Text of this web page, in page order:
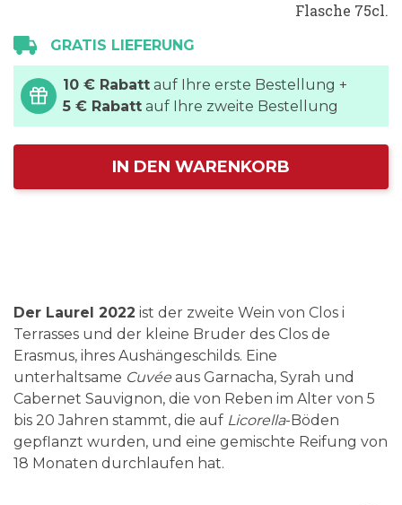
Flasche 75cl.
GRATIS LIEFERUNG
10 € Rabatt auf Ihre erste Bestellung +
5 € Rabatt auf Ihre zweite Bestellung
IN DEN WARENKORB
Der Laurel 2022 ist der zweite Wein von Clos i
Terrasses und der kleine Bruder des Clos de
Erasmus, ihres Aushängeschilds. Eine
unterhaltsame Cuvée aus Garnacha, Syrah und
Cabernet Sauvignon, die von Reben im Alter von 5
bis 20 Jahren stammt, die auf Licorella-Böden
gepflanzt wurden, und eine gemischte Reifung von
18 Monaten durchlaufen hat.